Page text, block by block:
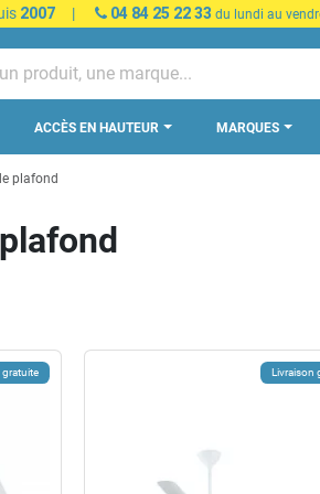
2007 | 04 84 25 22 33 du lundi au
ACCÈS EN HAUTEUR MARQUES
plafond
gratuite Livraison